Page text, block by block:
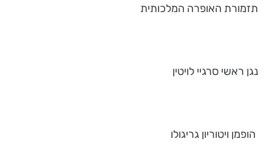
תזמורת האופרה המלכותית
נגן ראשי סרגיי לויטין
הופמן ויטוריון גריגולו